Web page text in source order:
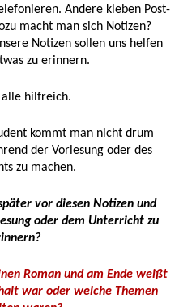
Andere kleben Post-
macht man sich Notizen?
Notizen sollen uns helfen
zu erinnern.
alle hilfreich.
kommt man nicht drum
der Vorlesung oder des
zu machen.
vor diesen Notizen und
oder dem Unterricht zu
Roman und am Ende weißt
war oder welche Themen